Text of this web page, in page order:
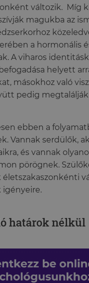
változik. Míg
magukba az
a hormonális
A viharos
helyett
másokhoz való
pedig
ebben a
Vannak serdülők,
és vannak
pörögnek.
életszakaszonkénti
határok nélkül